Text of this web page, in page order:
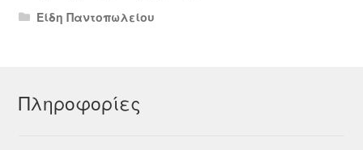
Είδη Παντοπωλείου
Πληροφορίες